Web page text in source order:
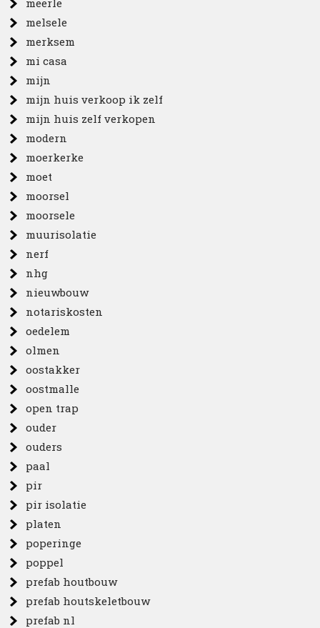
meerle
melsele
merksem
mi casa
mijn
mijn huis verkoop ik zelf
mijn huis zelf verkopen
modern
moerkerke
moet
moorsel
moorsele
muurisolatie
nerf
nhg
nieuwbouw
notariskosten
oedelem
olmen
oostakker
oostmalle
open trap
ouder
ouders
paal
pir
pir isolatie
platen
poperinge
poppel
prefab houtbouw
prefab houtskeletbouw
prefab nl